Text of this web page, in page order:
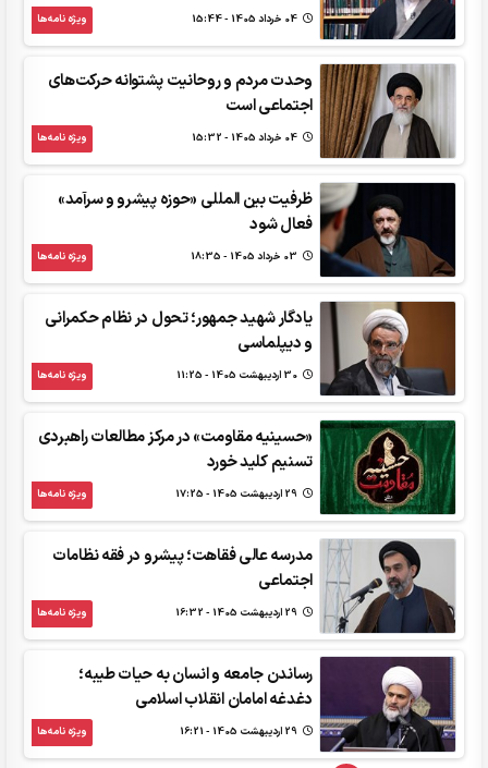
ویژه نامه‌ها
وحدت مردم و روحانیت پشتوانه حرکت‌های
اجتماعی است
ویژه نامه‌ها
ظرفیت بین المللی «حوزه پیشرو و سرآمد»
فعال شود
ویژه نامه‌ها
یادگار شهید جمهور؛ تحول در نظام حکمرانی
و دیپلماسی
ویژه نامه‌ها
«حسینیه مقاومت» در مرکز مطالعات راهبردی
تسنیم کلید خورد
ویژه نامه‌ها
مدرسه عالی فقاهت؛ پیشرو در فقه نظامات
اجتماعی
ویژه نامه‌ها
رساندن جامعه و انسان به حیات طیبه؛
دغدغه‌ امامان انقلاب اسلامی
ویژه نامه‌ها